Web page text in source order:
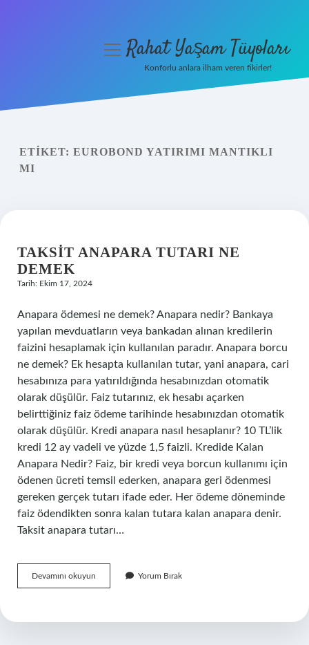
Yasal Uyarı
menüyüRahat Yaşam Tüyoları
Konforlu anlara ilham veren fikirler!
ETIKET: EUROBOND YATIRIMI MANTIKLI
MI
TAKSIT ANAPARA TUTARI NE
DEMEK
Tarih: Ekim 17, 2024
Anapara ödemesi ne demek? Anapara nedir? Bankaya
yapılan mevduatların veya bankadan alınan kredilerin
faizini hesaplamak için kullanılan paradır. Anapara borcu
ne demek? Ek hesapta kullanılan tutar, yani anapara, cari
hesabınıza para yatırıldığında hesabınızdan otomatik
olarak düşülür. Faiz tutarınız, ek hesabı açarken
belirttiğiniz faiz ödeme tarihinde hesabınızdan otomatik
olarak düşülür. Kredi anapara nasıl hesaplanır? 10 TL’lik
kredi 12 ay vadeli ve yüzde 1,5 faizli. Kredide Kalan
Anapara Nedir? Faiz, bir kredi veya borcun kullanımı için
ödenen ücreti temsil ederken, anapara geri ödenmesi
gereken gerçek tutarı ifade eder. Her ödeme döneminde
faiz ödendikten sonra kalan tutara kalan anapara denir.
Taksit anapara tutarı…
Devamını okuyun
Anapara
Demek
Yorum Bırak